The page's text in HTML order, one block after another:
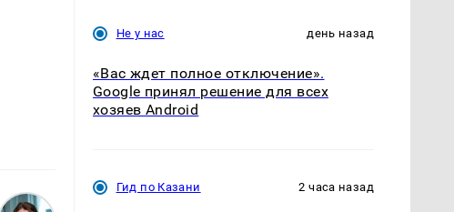
Не у нас день назад
«Вас ждет полное отключение».
Google принял решение для всех
хозяев Android
Гид по Казани 2 часа назад